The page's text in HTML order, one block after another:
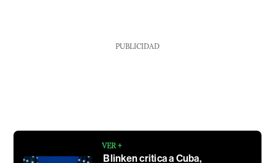
PUBLICIDAD
VER +
Blinken critica a Cuba,